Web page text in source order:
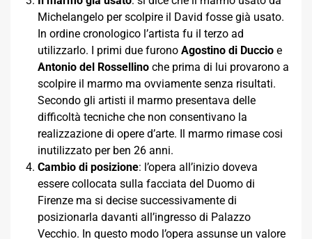
Michelangelo per scolpire il David fosse già usato.
In ordine cronologico l’artista fu il terzo ad
utilizzarlo. I primi due furono Agostino di Duccio e
Antonio del Rossellino che prima di lui provarono a
scolpire il marmo ma ovviamente senza risultati.
Secondo gli artisti il marmo presentava delle
difficoltà tecniche che non consentivano la
realizzazione di opere d’arte. Il marmo rimase cosi
inutilizzato per ben 26 anni.
Cambio di posizione: l’opera all’inizio doveva
essere collocata sulla facciata del Duomo di
Firenze ma si decise successivamente di
posizionarla davanti all’ingresso di Palazzo
Vecchio. In questo modo l’opera assunse un valore